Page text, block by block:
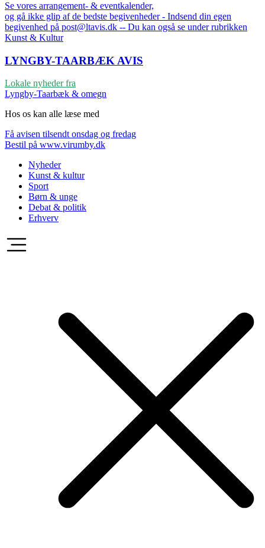
Se vores arrangement- & eventkalender,
og gå ikke glip af de bedste begivenheder - Indsend din egen
begivenhed på post@ltavis.dk -- Du kan også se under rubrikken
Kunst & Kultur
LYNGBY-TAARBÆK AVIS
Lokale nyheder fra
Lyngby-Taarbæk & omegn
Hos os kan alle læse med
Få avisen tilsendt onsdag og fredag
Bestil på www.virumby.dk
Nyheder
Kunst & kultur
Sport
Børn & unge
Debat & politik
Erhverv